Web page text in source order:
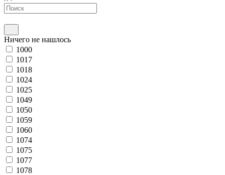
Ничего не нашлось
1000
1017
1018
1024
1025
1049
1050
1059
1060
1074
1075
1077
1078